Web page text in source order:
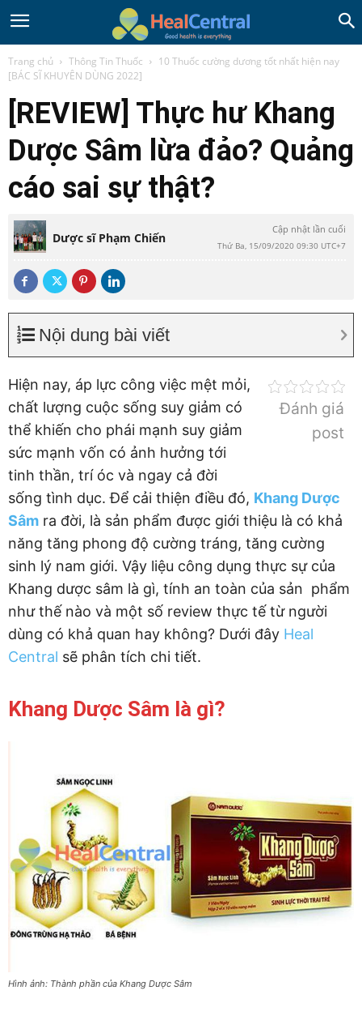
Trang chủ Thông Tin Thuốc
10 Thuốc cường dương tốt nhất hiện nay
[BÁC SĨ KHUYÊN DÙNG 2022]
[REVIEW] Thực hư Khang
Dược Sâm lừa đảo? Quảng
cáo sai sự thật?
Dược sĩ Phạm Chiến
Cập nhật lần cuối
Thứ Ba, 15/09/2020 09:30 UTC+7
Nội dung bài viết
Đánh giá
post
Hiện nay, áp lực công việc mệt mỏi,
chất lượng cuộc sống suy giảm có
thể khiến cho phái mạnh suy giảm
sức mạnh vốn có ảnh hưởng tới
tinh thần, trí óc và ngay cả đời
sống tình dục. Để cải thiện điều đó, Khang Dược
Sâm ra đời, là sản phẩm được giới thiệu là có khả
năng tăng phong độ cường tráng, tăng cường
sinh lý nam giới. Vậy liệu công dụng thực sự của
Khang dược sâm là gì, tính an toàn của sản phẩm
như thế nào và một số review thực tế từ người
dùng có khả quan hay không? Dưới đây Heal
Central sẽ phân tích chi tiết.
Khang Dược Sâm là gì?
Hình ảnh: Thành phần của Khang Dược Sâm